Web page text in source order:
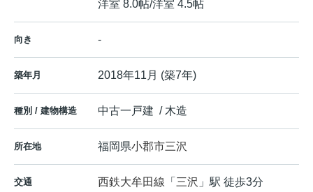
洋室 8.0帖/洋室 4.5帖
向き -
築年月 2018年11月 (築7年)
種別 / 建物構造 中古一戸建 / 木造
所在地 福岡県小郡市三沢
交通 西鉄大牟田線 「 三沢 」駅 徒歩3分